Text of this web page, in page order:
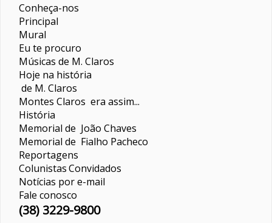
Conheça-nos
Principal
Mural
Eu te procuro
Músicas de M. Claros
Hoje na história
de M. Claros
Montes Claros era assim...
História
Memorial de João Chaves
Memorial de Fialho Pacheco
Reportagens
ColunistasConvidados
Notícias por e-mail
Fale conosco
(38) 3229-9800